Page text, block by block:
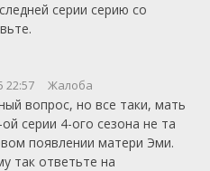
серии серию со
22:57 Жалоба
вопрос, но все таки, мать
серии 4-ого сезона не та
появлении матери Эми.
так ответьте на